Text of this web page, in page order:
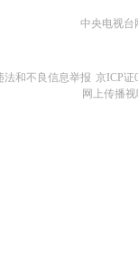
中央电视台
法和不良信息举报 京ICP证
网上传播